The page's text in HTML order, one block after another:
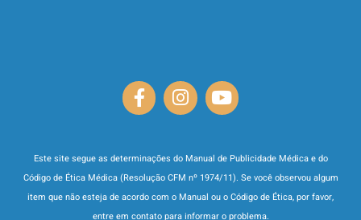
Este site segue as determinações do Manual de Publicidade Médica e do
Código de Ética Médica (Resolução CFM nº 1974/11). Se você observou algum
item que não esteja de acordo com o Manual ou o Código de Ética, por favor,
entre em contato para informar o problema.